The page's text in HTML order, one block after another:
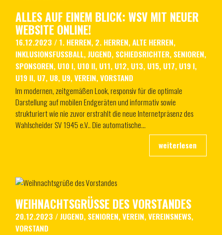
ALLES AUF EINEM BLICK: WSV MIT NEUER
WEBSITE ONLINE!
16.12.2023 / 1. HERREN, 2. HERREN,ALTE HERREN,
INKLUSIONSFUSSBALL ,JUGEND, SCHIEDSRICHTER, SENIOREN,
SPONSOREN, U10 I, U10 II, U11, U12, U13, U15, U17, U19 I,
U19 II, U7, U8, U9,VEREIN,VORSTAND
Im modernen, zeitgemäßen Look, responsiv für die optimale
Darstellung auf mobilen Endgeräten und informativ sowie
strukturiert wie nie zuvor erstrahlt die neue Internetpräsenz des
Wahlscheider SV 1945 e.V.. Die automatische…
WEIHNACHTSGRÜSSE DES VORSTANDES
20.12.2023 /JUGEND, SENIOREN,VEREIN,VEREINSNEWS,
VORSTAND